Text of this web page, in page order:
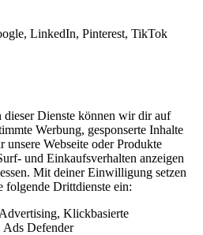
LinkedIn, Pinterest, TikTok
dieser Dienste können wir dir auf
Werbung, gesponserte Inhalte
unsere Webseite oder Produkte
und Einkaufsverhalten anzeigen
Mit deiner Einwilligung setzen
folgende Drittdienste ein:
Klickbasierte
Ads Defender